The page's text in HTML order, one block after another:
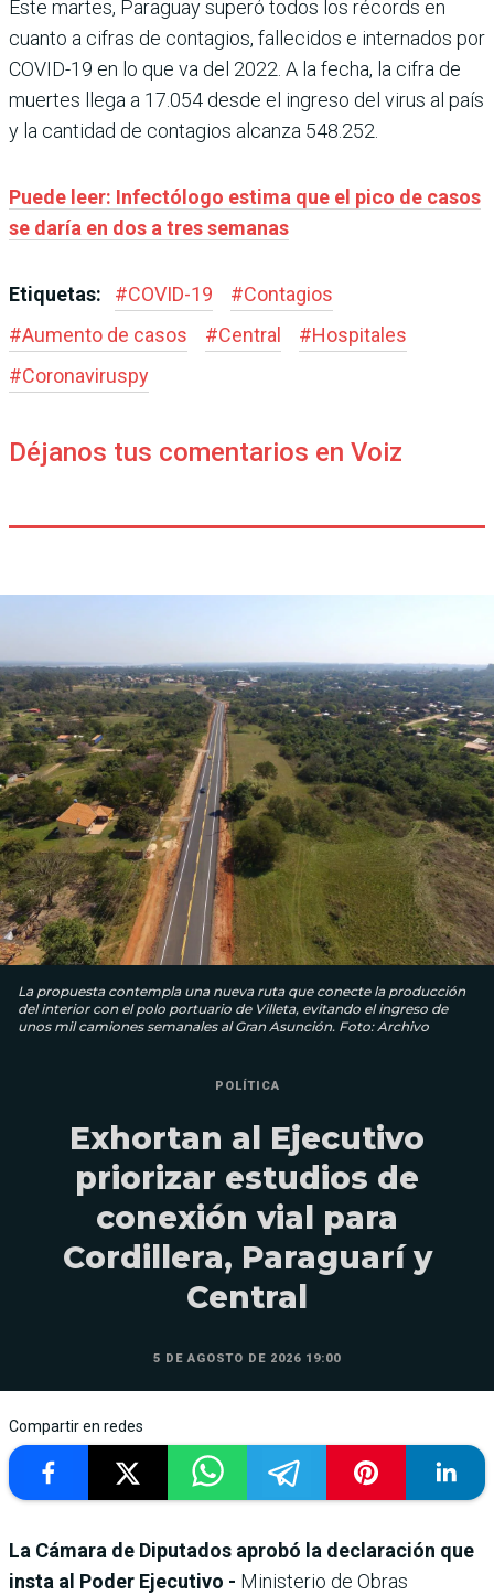
Este martes, Paraguay superó todos los récords en
cuanto a cifras de contagios, fallecidos e internados por
COVID-19 en lo que va del 2022. A la fecha, la cifra de
muertes llega a 17.054 desde el ingreso del virus al país
y la cantidad de contagios alcanza 548.252.
Puede leer: Infectólogo estima que el pico de casos
se daría en dos a tres semanas
Etiquetas: #COVID-19 #Contagios
#Aumento de casos #Central #Hospitales
#Coronaviruspy
Déjanos tus comentarios en Voiz
La propuesta contempla una nueva ruta que conecte la producción
del interior con el polo portuario de Villeta, evitando el ingreso de
unos mil camiones semanales al Gran Asunción. Foto: Archivo
POLÍTICA
Exhortan al Ejecutivo
priorizar estudios de
conexión vial para
Cordillera, Paraguarí y
Central
5 DE AGOSTO DE 2026 19:00
Compartir en redes
La Cámara de Diputados aprobó la declaración que
insta al Poder Ejecutivo - Ministerio de Obras